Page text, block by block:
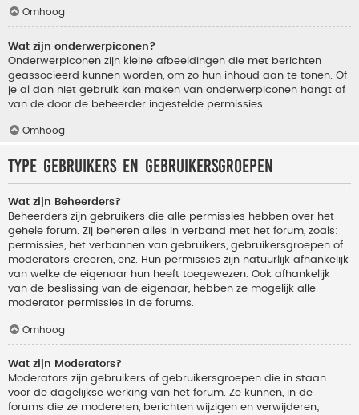
Omhoog
Wat zijn onderwerpiconen?
Onderwerpiconen zijn kleine afbeeldingen die met berichten
geassocieerd kunnen worden, om zo hun inhoud aan te tonen. Of
je al dan niet gebruik kan maken van onderwerpiconen hangt af
van de door de beheerder ingestelde permissies.
Omhoog
Type gebruikers en gebruikersgroepen
Wat zijn Beheerders?
Beheerders zijn gebruikers die alle permissies hebben over het
gehele forum. Zij beheren alles in verband met het forum, zoals:
permissies, het verbannen van gebruikers, gebruikersgroepen of
moderators creëren, enz. Hun permissies zijn natuurlijk afhankelijk
van welke de eigenaar hun heeft toegewezen. Ook afhankelijk
van de beslissing van de eigenaar, hebben ze mogelijk alle
moderator permissies in de forums.
Omhoog
Wat zijn Moderators?
Moderators zijn gebruikers of gebruikersgroepen die in staan
voor de dagelijkse werking van het forum. Ze kunnen, in de
forums die ze modereren, berichten wijzigen en verwijderen;